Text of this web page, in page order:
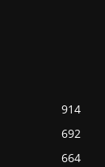
914
692
664